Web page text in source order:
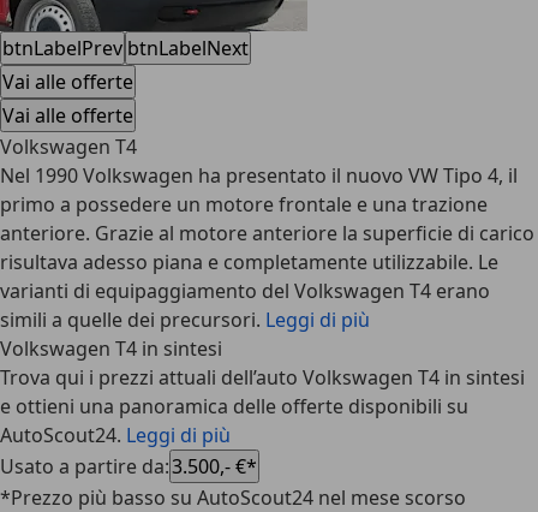
btnLabelPrev btnLabelNext
Vai alle offerte
Vai alle offerte
Volkswagen T4
Nel 1990 Volkswagen ha presentato il nuovo VW Tipo 4, il
primo a possedere un motore frontale e una trazione
anteriore. Grazie al motore anteriore la superficie di carico
risultava adesso piana e completamente utilizzabile. Le
varianti di equipaggiamento del Volkswagen T4 erano
simili a quelle dei precursori. Leggi di più
Volkswagen T4 in sintesi
Trova qui i prezzi attuali dell’auto Volkswagen T4 in sintesi
e ottieni una panoramica delle offerte disponibili su
AutoScout24. Leggi di più
Usato a partire da:3.500,- €*
*Prezzo più basso su AutoScout24 nel mese scorso